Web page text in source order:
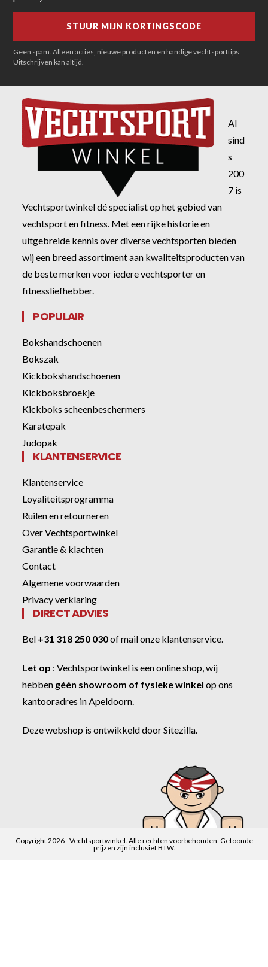
Geen spam. Alleen acties, nieuwe producten en handige vechtsporttips.
Uitschrijven kan altijd.
Al
sind
s
200
7 is
Vechtsportwinkel dé specialist op het gebied van
vechtsport en fitness. Met een rijke historie en
uitgebreide kennis over diverse vechtsporten bieden
wij een breed assortiment aan kwaliteitsproducten van
de beste merken voor iedere vechtsporter en
fitnessliefhebber.
POPULAIR
Bokshandschoenen
Bokszak
Kickbokshandschoenen
Kickboksbroekje
Kickboks scheenbeschermers
Karatepak
Judopak
KLANTENSERVICE
Klantenservice
Loyaliteitsprogramma
Ruilen en retourneren
Over Vechtsportwinkel
Garantie & klachten
Contact
Algemene voorwaarden
Privacy verklaring
DIRECT ADVIES
Bel +31 318 250 030ofmail onze klantenservice
Let op :Vechtsportwinkel is een online shop, wij
hebben géén showroom of fysieke winkel op ons
kantooradres in Apeldoorn.
Deze webshop is ontwikkeld doorSitezilla
Copyright 2026 - Vechtsportwinkel. Alle rechten voorbehouden. Getoonde
prijzen zijn inclusief BTW.